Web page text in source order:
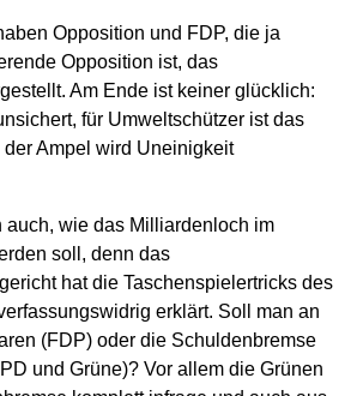
Opposition und FDP, die ja
Opposition ist, das
Am Ende ist keiner glücklich:
für Umweltschützer ist das
Ampel wird Uneinigkeit
auch, wie das Milliardenloch im
soll, denn das
hat die Taschenspielertricks des
erklärt. Soll man an
(FDP) oder die Schuldenbremse
und Grüne)? Vor allem die Grünen